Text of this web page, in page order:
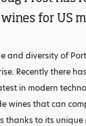
for US
and diversity of
Recently there
in modern
wines that can
thanks to its